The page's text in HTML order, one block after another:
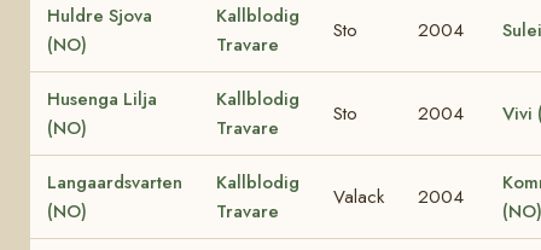
Huldre Sjova
(NO)
Kallblodig
Travare
Sto 2004
Husenga Lilja
(NO)
Kallblodig
Travare
Sto 2004 Vivi
Langaardsvarten
(NO)
Kallblodig
Travare
Valack 2004
(NO)